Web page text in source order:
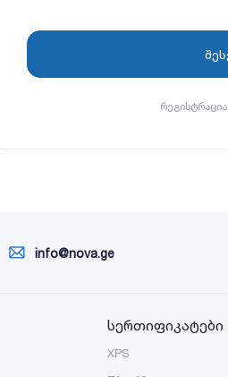
რეგისტრაცია
info@nova.ge
სერთიფიკატები
XPS